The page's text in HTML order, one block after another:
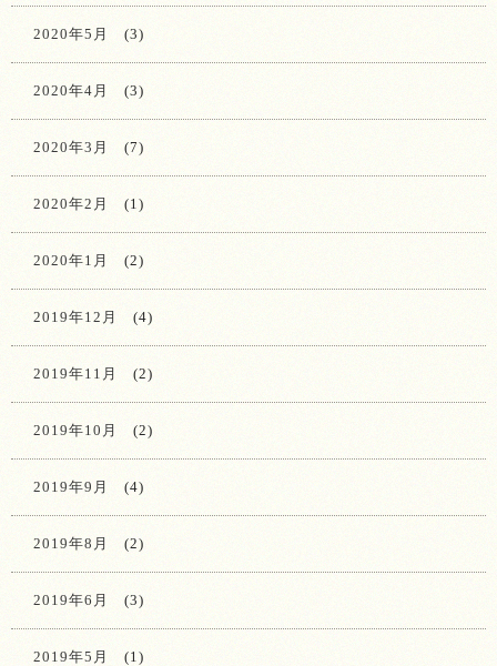
2020年5月 (3)
2020年4月 (3)
2020年3月 (7)
2020年2月 (1)
2020年1月 (2)
2019年12月 (4)
2019年11月 (2)
2019年10月 (2)
2019年9月 (4)
2019年8月 (2)
2019年6月 (3)
2019年5月 (1)